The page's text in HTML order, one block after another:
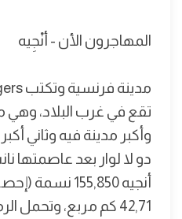
المهاجرون الأن - أنْجِيه
تقع في غرب البلاد، وهي
وأكبر مدينة فيه وثاني
دو لا لوار بعد عاصمتها